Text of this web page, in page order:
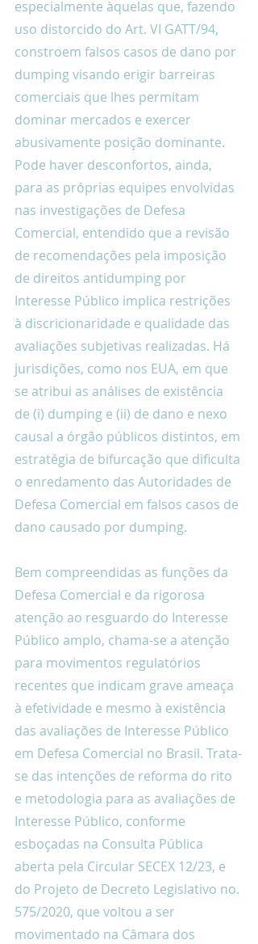
especialmente àquelas que, fazendo
uso distorcido do Art. VI GATT/94,
constroem falsos casos de dano por
dumping visando erigir barreiras
comerciais que lhes permitam
dominar mercados e exercer
abusivamente posição dominante.
Pode haver desconfortos, ainda,
para as próprias equipes envolvidas
nas investigações de Defesa
Comercial, entendido que a revisão
de recomendações pela imposição
de direitos antidumping por
Interesse Público implica restrições
à discricionaridade e qualidade das
avaliações subjetivas realizadas. Há
jurisdições, como nos EUA, em que
se atribui as análises de existência
de (i) dumping e (ii) de dano e nexo
causal a órgão públicos distintos, em
estratégia de bifurcação que dificulta
o enredamento das Autoridades de
Defesa Comercial em falsos casos de
dano causado por dumping.
Bem compreendidas as funções da
Defesa Comercial e da rigorosa
atenção ao resguardo do Interesse
Público amplo, chama-se a atenção
para movimentos regulatórios
recentes que indicam grave ameaça
à efetividade e mesmo à existência
das avaliações de Interesse Público
em Defesa Comercial no Brasil. Trata-
se das intenções de reforma do rito
e metodologia para as avaliações de
Interesse Público, conforme
esboçadas na Consulta Pública
aberta pela Circular SECEX 12/23, e
do Projeto de Decreto Legislativo no.
575/2020, que voltou a ser
movimentado na Câmara dos